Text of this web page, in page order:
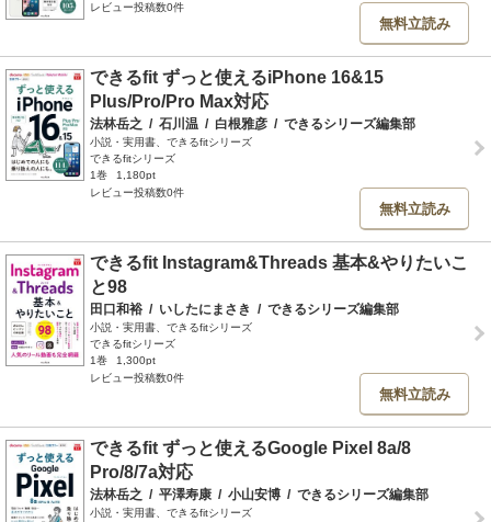
レビュー投稿数0件
無料立読み
できるfit ずっと使えるiPhone 16&15
Plus/Pro/Pro Max対応
法林岳之 / 石川温 / 白根雅彦 / できるシリーズ編集部
小説・実用書、できるfitシリーズ
できるfitシリーズ
1巻
1,180pt
レビュー投稿数0件
無料立読み
できるfit Instagram&Threads 基本&やりたいこ
と98
田口和裕 / いしたにまさき / できるシリーズ編集部
小説・実用書、できるfitシリーズ
できるfitシリーズ
1巻
1,300pt
レビュー投稿数0件
無料立読み
できるfit ずっと使えるGoogle Pixel 8a/8
Pro/8/7a対応
法林岳之 / 平澤寿康 / 小山安博 / できるシリーズ編集部
小説・実用書、できるfitシリーズ